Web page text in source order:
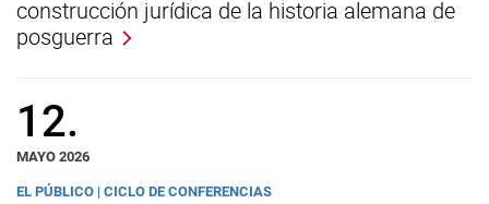
construcción jurídica de la historia alemana de
posguerra
12.
MAYO 2026
EL PÚBLICO | CICLO DE CONFERENCIAS